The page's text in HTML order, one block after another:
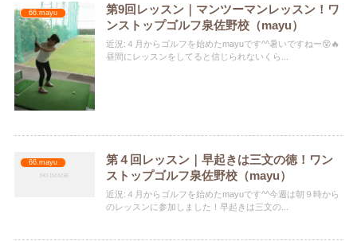
66.mayu
第9回レッスン｜マンツーマンレッスン！ワ
ンストップゴルフ泉佐野校（mayu）
近況:４月からゴルフを始めたmayuです^^暑いですねー😵🔥
昼間にレッスンをしてると信じられないくら...
66.mayu
第４回レッスン｜早起きは三文の徳！ワン
ストップゴルフ泉佐野校（mayu）
近況:４月からゴルフを始めたmayuです^^今週は朝９時から
のレッスンに参加しました！早起きは三文の...